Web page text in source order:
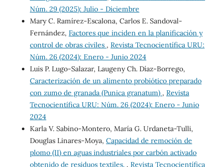
Núm. 29 (2025): Julio - Diciembre
Mary C. Ramírez-Escalona, Carlos E. Sandoval-
Fernández, Factores que inciden en la planificación y
control de obras civiles , Revista Tecnocientífica URU:
Núm. 26 (2024): Enero - Junio 2024
Luis P. Lugo-Salazar, Laugeny Ch. Díaz-Borrego,
Caracterización de un alimento probiótico preparado
con zumo de granada (Punica granatum) , Revista
Tecnocientífica URU: Núm. 26 (2024): Enero - Junio
2024
Karla V. Sabino-Montero, María G. Urdaneta-Tulli,
Douglas Linares-Moya, Capacidad de remoción de
plomo (II) en aguas industriales por carbón activado
obtenido de residuos textiles. , Revista Tecnocientífica